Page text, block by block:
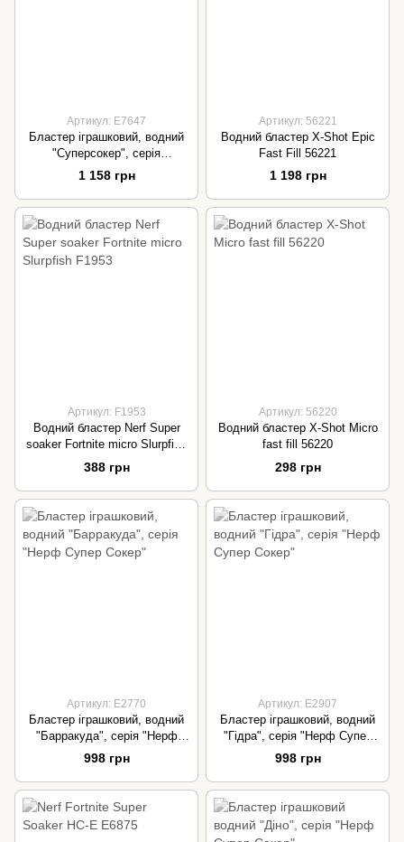
Артикул: E7647
Бластер іграшковий, водний
"Суперсокер", серія
"Фортнайт"
1 158 грн
Артикул: 56221
Водний бластер X-Shot Epic
Fast Fill 56221
1 198 грн
Артикул: F1953
Водний бластер Nerf Super
soaker Fortnite micro Slurpfish
F1953
388 грн
Артикул: 56220
Водний бластер X-Shot Micro
fast fill 56220
298 грн
Артикул: E2770
Бластер іграшковий, водний
"Барракуда", серія "Нерф
Супер Сокер"
998 грн
Артикул: E2907
Бластер іграшковий, водний
"Гідра", серія "Нерф Супер
Сокер"
998 грн